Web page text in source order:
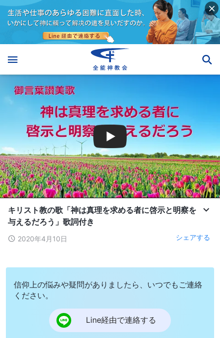
キリスト教の歌「神は真理を求める者に啓示と明察を
与えるだろう」歌詞付き
2020年4月10日 シェアする
信仰上の悩みや疑問がありましたら、いつでもご連絡
ください。
Line経由で連絡する